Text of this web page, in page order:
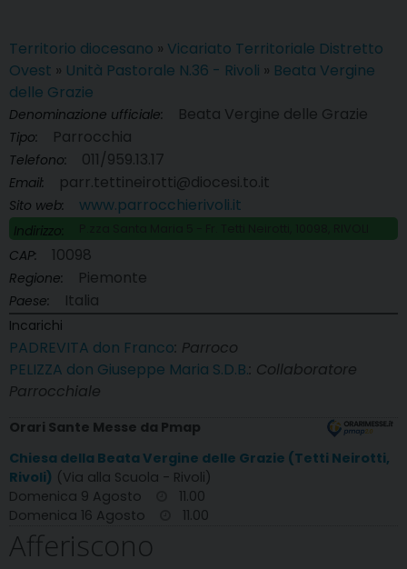
Territorio diocesano » Vicariato Territoriale Distretto
Ovest » Unità Pastorale N.36 - Rivoli » Beata Vergine
delle Grazie
Denominazione ufficiale: Beata Vergine delle Grazie
Tipo: Parrocchia
Telefono: 011/959.13.17
Email: parr.tettineirotti@diocesi.to.it
Sito web: www.parrocchierivoli.it
Indirizzo:
CAP: 10098
Regione: Piemonte
Paese: Italia
Incarichi
PADREVITA don Franco : Parroco
PELIZZA don Giuseppe Maria S.D.B. : Collaboratore
Parrocchiale
Orari Sante Messe da Pmap
Chiesa della Beata Vergine delle Grazie (Tetti Neirotti,
Rivoli) (Via alla Scuola - Rivoli)
Domenica 9 Agosto
11.00
Domenica 16 Agosto
11.00
Afferiscono